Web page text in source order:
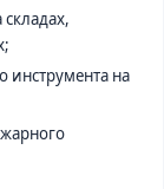
инструмента на